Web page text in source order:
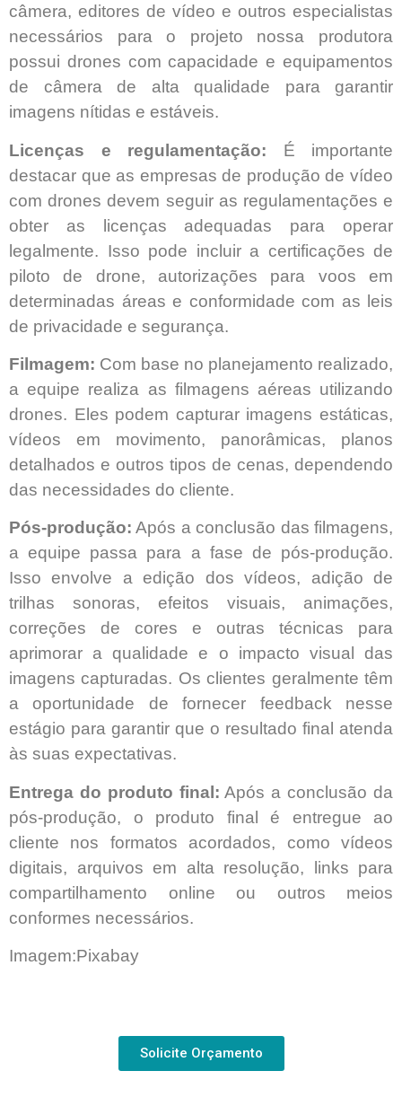
câmera, editores de vídeo e outros especialistas
necessários para o projeto nossa produtora
possui drones com capacidade e equipamentos
de câmera de alta qualidade para garantir
imagens nítidas e estáveis.
Licenças e regulamentação: É importante
destacar que as empresas de produção de vídeo
com drones devem seguir as regulamentações e
obter as licenças adequadas para operar
legalmente. Isso pode incluir a certificações de
piloto de drone, autorizações para voos em
determinadas áreas e conformidade com as leis
de privacidade e segurança.
Filmagem: Com base no planejamento realizado,
a equipe realiza as filmagens aéreas utilizando
drones. Eles podem capturar imagens estáticas,
vídeos em movimento, panorâmicas, planos
detalhados e outros tipos de cenas, dependendo
das necessidades do cliente.
Pós-produção: Após a conclusão das filmagens,
a equipe passa para a fase de pós-produção.
Isso envolve a edição dos vídeos, adição de
trilhas sonoras, efeitos visuais, animações,
correções de cores e outras técnicas para
aprimorar a qualidade e o impacto visual das
imagens capturadas. Os clientes geralmente têm
a oportunidade de fornecer feedback nesse
estágio para garantir que o resultado final atenda
às suas expectativas.
Entrega do produto final: Após a conclusão da
pós-produção, o produto final é entregue ao
cliente nos formatos acordados, como vídeos
digitais, arquivos em alta resolução, links para
compartilhamento online ou outros meios
conformes necessários.
Imagem:Pixabay
Solicite Orçamento